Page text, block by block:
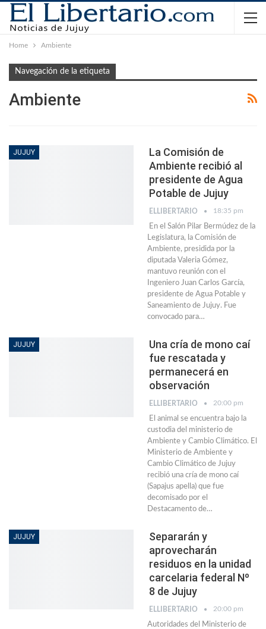
Home Ambiente
Navegación de la etiqueta
Ambiente
JUJUY
La Comisión de
Ambiente recibió al
presidente de Agua
Potable de Jujuy
ELLIBERTARIO 18:35 pm
En el Salón Pilar Bermúdez de la
Legislatura, la Comisión de
Ambiente, presidida por la
diputada Valeria Gómez,
mantuvo reunión con el
Ingeniero Juan Carlos García,
presidente de Agua Potable y
Saneamiento de Jujuy. Fue
convocado para…
JUJUY
Una cría de mono caí
fue rescatada y
permanecerá en
observación
ELLIBERTARIO 20:00 pm
El animal se encuentra bajo la
custodia del ministerio de
Ambiente y Cambio Climático. El
Ministerio de Ambiente y
Cambio Climático de Jujuy
recibió una cría de mono caí
(Sapajus apella) que fue
decomisado por el
Destacamento de…
JUJUY
Separarán y
aprovecharán
residuos en la unidad
carcelaria federal Nº
8 de Jujuy
ELLIBERTARIO 20:00 pm
Autoridades del Ministerio de